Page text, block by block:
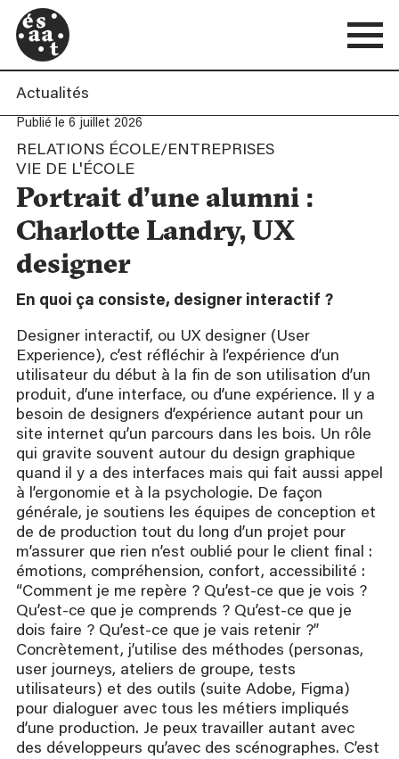
Actualités
Publié le 6 juillet 2026
RELATIONS ÉCOLE/ENTREPRISES
VIE DE L'ÉCOLE
Portrait d’une alumni :
Charlotte Landry, UX
designer
En quoi ça consiste, designer interactif ?
Designer interactif, ou UX designer (User
Experience), c’est réfléchir à l’expérience d’un
utilisateur du début à la fin de son utilisation d’un
produit, d’une interface, ou d’une expérience. Il y a
besoin de designers d’expérience autant pour un
site internet qu’un parcours dans les bois. Un rôle
qui gravite souvent autour du design graphique
quand il y a des interfaces mais qui fait aussi appel
à l’ergonomie et à la psychologie. De façon
générale, je soutiens les équipes de conception et
de de production tout du long d’un projet pour
m’assurer que rien n’est oublié pour le client final :
émotions, compréhension, confort, accessibilité :
“Comment je me repère ? Qu’est-ce que je vois ?
Qu’est-ce que je comprends ? Qu’est-ce que je
dois faire ? Qu’est-ce que je vais retenir ?”
Concrètement, j’utilise des méthodes (personas,
user journeys, ateliers de groupe, tests
utilisateurs) et des outils (suite Adobe, Figma)
pour dialoguer avec tous les métiers impliqués
d’une production. Je peux travailler autant avec
des développeurs qu’avec des scénographes. C’est